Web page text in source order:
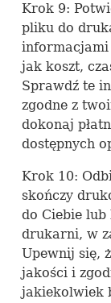
Krok 9:
pliku do
informacjami
jak koszt,
Sprawdź te
zgodne z
dokonaj
dostępnych
Krok 10:
skończy
do Ciebie
drukarni, w
Upewnij się,
jakości i
jakiekolwiek